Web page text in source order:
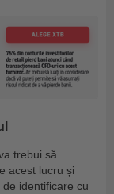
trebui să
acest lucru și
identificare cu